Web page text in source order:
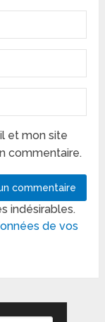
et mon site
commentaire.
indésirables.
de vos